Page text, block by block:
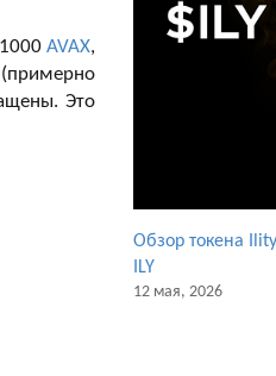
1000AVAX,
Это
Обзор токена
ILY
12 мая, 2026